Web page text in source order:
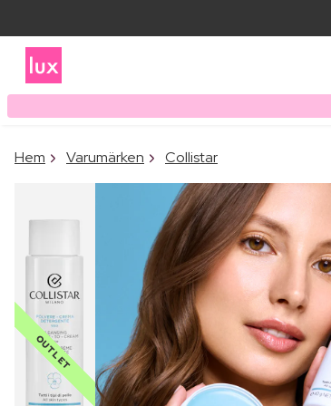
Hem Varumärken Collistar
OUTLET